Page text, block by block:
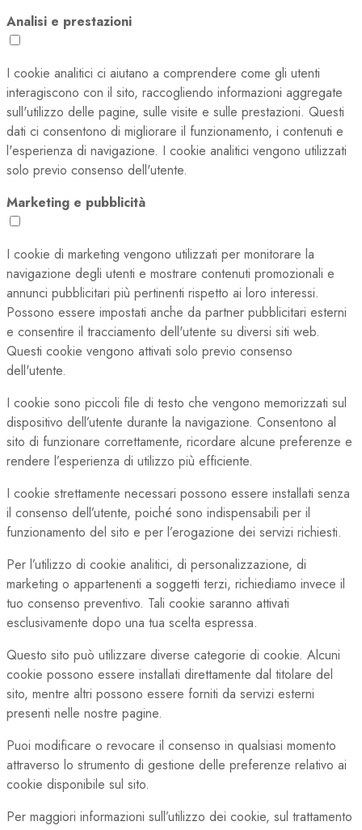
Analisi e prestazioni
I cookie analitici ci aiutano a comprendere come gli utenti
interagiscono con il sito, raccogliendo informazioni aggregate
sull'utilizzo delle pagine, sulle visite e sulle prestazioni. Questi
dati ci consentono di migliorare il funzionamento, i contenuti e
l'esperienza di navigazione. I cookie analitici vengono utilizzati
solo previo consenso dell'utente.
Marketing e pubblicità
I cookie di marketing vengono utilizzati per monitorare la
navigazione degli utenti e mostrare contenuti promozionali e
annunci pubblicitari più pertinenti rispetto ai loro interessi.
Possono essere impostati anche da partner pubblicitari esterni
e consentire il tracciamento dell'utente su diversi siti web.
Questi cookie vengono attivati solo previo consenso
dell'utente.
I cookie sono piccoli file di testo che vengono memorizzati sul
dispositivo dell’utente durante la navigazione. Consentono al
sito di funzionare correttamente, ricordare alcune preferenze e
rendere l’esperienza di utilizzo più efficiente.
I cookie strettamente necessari possono essere installati senza
il consenso dell’utente, poiché sono indispensabili per il
funzionamento del sito e per l’erogazione dei servizi richiesti.
Per l’utilizzo di cookie analitici, di personalizzazione, di
marketing o appartenenti a soggetti terzi, richiediamo invece il
tuo consenso preventivo. Tali cookie saranno attivati
esclusivamente dopo una tua scelta espressa.
Questo sito può utilizzare diverse categorie di cookie. Alcuni
cookie possono essere installati direttamente dal titolare del
sito, mentre altri possono essere forniti da servizi esterni
presenti nelle nostre pagine.
Puoi modificare o revocare il consenso in qualsiasi momento
attraverso lo strumento di gestione delle preferenze relativo ai
cookie disponibile sul sito.
Per maggiori informazioni sull’utilizzo dei cookie, sul trattamento